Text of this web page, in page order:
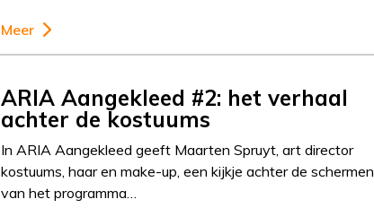
Meer
ARIA Aangekleed #2: het verhaal
achter de kostuums
In ARIA Aangekleed geeft Maarten Spruyt, art director
kostuums, haar en make-up, een kijkje achter de schermen
van het programma…